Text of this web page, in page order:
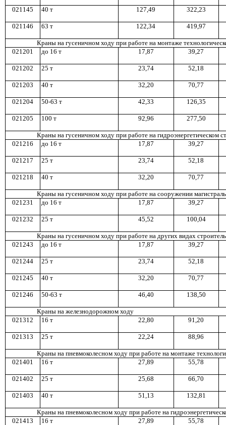
021145 40 т 127,49 322,23
021146 63 т 122,34 419,97
Краны на гусеничном ходу при работе на монтаже
021201 до 1 6 т 1 7,87 39,27
021 202 25 т 23,74 52,18
021 203 40 т 32,20 70,77
021204 50-63 т 42,33 126,35
021 205 100 т 92,96 277,50
Краны на гусеничном ходупри работе на гидроэнергетическом
021216
до 1 6 т 17,87 39,27
021217 25 т 23,74 52,18
021218 40 т 32,20 70,77
Краны на гусеничном ходу при работе на сооружении
021231
до 16 т 17,87 39,27
021232 25 т 45,52 1 00,04
Краны на гусеничном ходу при работе на других видах
021243
до 16 т 1 7,87 39,27
021244 25 т 23,74 52,18
021245 40 т 32,20 70,77
021246 50-63 т 46,40 138 50
Краны на железнодорожном ходу
021312
16 т 22,80 91,20
021313 25 т 22,24 88,96
Краны на пневмоколесном ходупри работе на монтаже
021 401 16 т 27,89 55,78
021 402 25 т 25,68 66,70
021 403 40 т 51,1 3 132,81
Краны на пневмоколесном ходу при работе на
021413
16 т 27,89 55,78